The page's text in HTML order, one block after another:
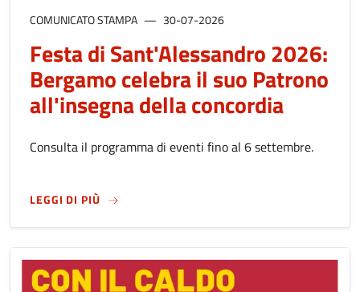
COMUNICATO STAMPA 30-07-2026
Festa di Sant'Alessandro 2026:
Bergamo celebra il suo Patrono
all'insegna della concordia
Consulta il programma di eventi fino al 6 settembre.
LEGGI DI PIÙSUFESTA DI SANT'ALESSANDRO 2026: